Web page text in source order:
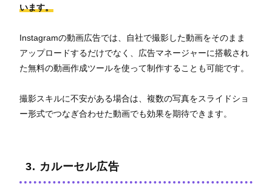
います。
Instagramの動画広告では、自社で撮影した動画をそのまま
アップロードするだけでなく、広告マネージャーに搭載され
た無料の動画作成ツールを使って制作することも可能です。
撮影スキルに不安がある場合は、複数の写真をスライドショ
ー形式でつなぎ合わせた動画でも効果を期待できます。
3. カルーセル広告